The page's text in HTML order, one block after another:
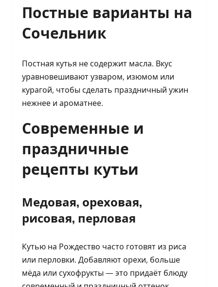
Постные варианты на
Сочельник
Постная кутья не содержит масла. Вкус
уравновешивают узваром, изюмом или
курагой, чтобы сделать праздничный ужин
нежнее и ароматнее.
Современные и
праздничные
рецепты кутьи
Медовая, ореховая,
рисовая, перловая
Кутью на Рождество часто готовят из риса
или перловки. Добавляют орехи, больше
мёда или сухофрукты — это придаёт блюду